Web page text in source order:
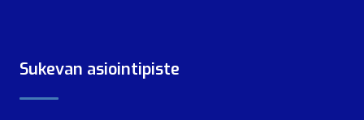
Sukevan asiointipiste